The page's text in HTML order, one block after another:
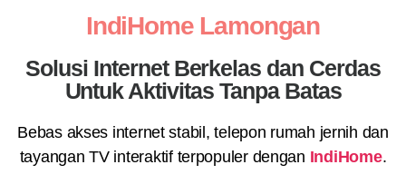
IndiHome Lamongan
Solusi Internet Berkelas dan Cerdas
Untuk Aktivitas Tanpa Batas
Bebas akses internet stabil, telepon rumah jernih dan
tayangan TV interaktif terpopuler dengan IndiHome.